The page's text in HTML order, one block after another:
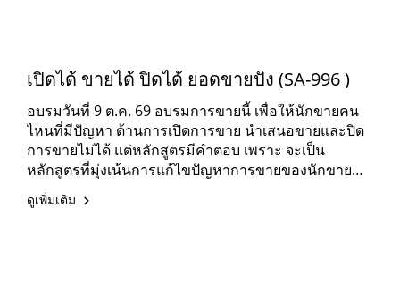
เปิดได้ ขายได้ ปิดได้ ยอดขายปัง (SA-996 )
อบรมวันที่ 9 ต.ค. 69 อบรมการขายนี้ เพื่อให้นักขายคน
ไหนที่มีปัญหา ด้านการเปิดการขาย นำเสนอขายและปิด
การขายไม่ได้ แต่หลักสูตรมีคำตอบ เพราะ จะเป็น
หลักสูตรที่มุ่งเน้นการแก้ไขปัญหาการขายของนักขาย
โดยตรง
ดูเพิ่มเติม